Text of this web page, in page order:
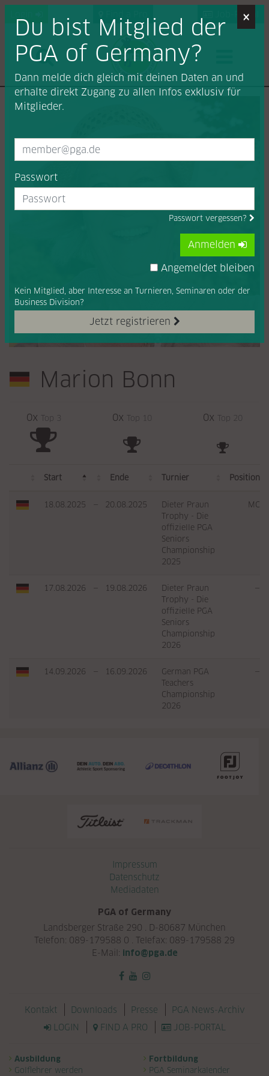
Job-Portal
Marion Bonn
0x Top 3 0x Top 10 0x Top 20
Start Ende Turnier Position
18.08.2025 — 20.08.2025
Dieter Praun
Trophy - Die
offizielle PGA
Seniors
Championship
2025
MC
17.08.2026 — 19.08.2026
Dieter Praun
Trophy - Die
offizielle PGA
Seniors
Championship
2026
—
14.09.2026 — 16.09.2026
German PGA
Teachers
Championship
2026
—
×
Du bist Mitglied der
PGA of Germany?
Dann melde dich gleich mit deinen Daten an und
erhalte direkt Zugang zu allen Infos exklusiv für
Mitglieder.
Passwort
Passwort vergessen?
Jetzt registrieren
Kein Mitglied, aber Interesse an Turnieren, Seminaren oder der
Business Division?
Anmelden
Angemeldet bleiben
Impressum
Datenschutz
Mediadaten
PGA of Germany
Landsberger Straße 290 . D-80687 München
Telefon: 089-179588 0 . Telefax: 089-179588 29
E-Mail: info@pga.de
Navigation überspringen
Kontakt Downloads Presse
PGA News-Archiv
LOGIN
FIND A PRO JOB-PORTAL
Navigation überspringen
Ausbildung
Golflehrer werden
Fortbildung
PGA Seminarkalender